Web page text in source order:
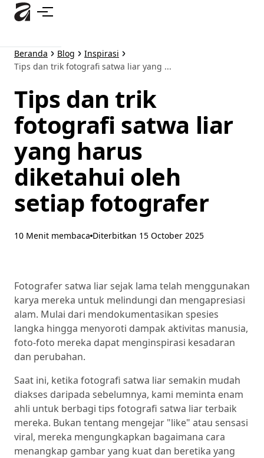
Lewati
utama
Beranda Blog
Inspirasi
Tips dan trik fotografi satwa liar yang ...
Tips dan trik
fotografi satwa liar
yang harus
diketahui oleh
setiap fotografer
10 Menit membaca Diterbitkan 15 October 2025
Fotografer satwa liar sejak lama telah menggunakan
karya mereka untuk melindungi dan mengapresiasi
alam. Mulai dari mendokumentasikan spesies
langka hingga menyoroti dampak aktivitas manusia,
foto-foto mereka dapat menginspirasi kesadaran
dan perubahan.
Saat ini, ketika fotografi satwa liar semakin mudah
diakses daripada sebelumnya, kami meminta enam
ahli untuk berbagi tips fotografi satwa liar terbaik
mereka. Bukan tentang mengejar "like" atau sensasi
viral, mereka mengungkapkan bagaimana cara
menangkap gambar yang kuat dan beretika yang